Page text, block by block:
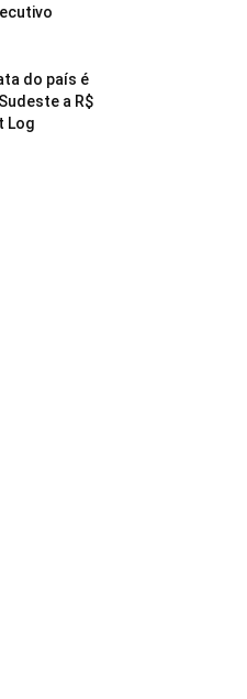
do país é
a R$
Log